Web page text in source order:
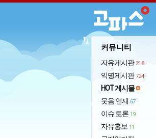
커뮤니티
자유게시판 218
익명게시판 724
HOT 게시물
웃음·연재 67
이슈·토론 19
자유홍보 11
import_export